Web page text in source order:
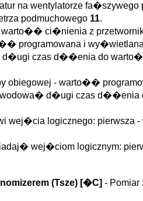
na wentylatorze fa�szywego
podmuchowego 11.
warto�� ci�nienia z
programowana i
d�ugi czas d��enia do
obiegowej - warto��
d�ugi czas
wej�cia logicznego: pierwsza
wej�ciom logicznym:
(Tsze) [�C] - Pomiar